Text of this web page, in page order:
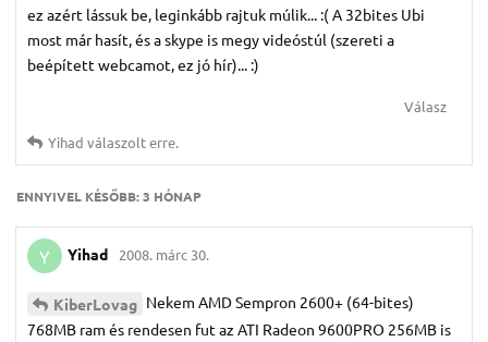
ez azért lássuk be, leginkább rajtuk múlik... :( A 32bites Ubi
most már hasít, és a skype is megy videóstúl (szereti a
beépített webcamot, ez jó hír)... :)
Válasz
Yihad válaszolt erre.
ENNYIVEL KÉSŐBB:3 HÓNAP
Y Yihad 2008. márc 30.
KiberLovag Nekem AMD Sempron 2600+ (64-bites)
768MB ram és rendesen fut az ATI Radeon 9600PRO 256MB is